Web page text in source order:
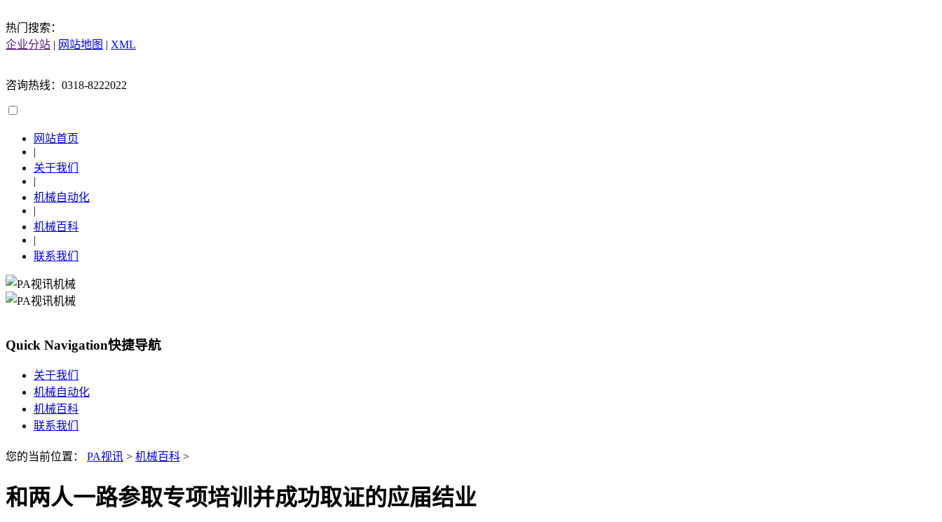
热门搜索：
企业分站 | 网站地图 | XML
咨询热线：0318-8222022
网站首页
|
关于我们
|
机械自动化
|
机械百科
|
联系我们
Quick Navigation快捷导航
关于我们
机械自动化
机械百科
联系我们
您的当前位置： PA视讯 > 机械百科 >
和两人一路参取专项培训并成功取证的应届结业